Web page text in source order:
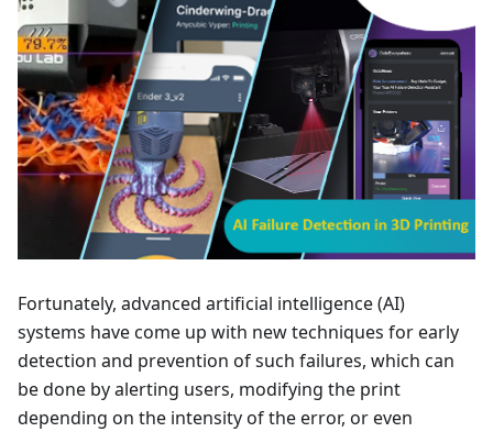
Fortunately, advanced artificial intelligence (AI)
systems have come up with new techniques for early
detection and prevention of such failures, which can
be done by alerting users, modifying the print
depending on the intensity of the error, or even